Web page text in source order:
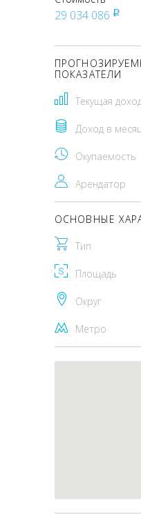
29 034 086 pуб
ПОКАЗАТЕЛИ
Текущая
Доход в
Окупаемость
Арендатор
ОСНОВНЫЕ
Тип
Площадь
Округ
Метро